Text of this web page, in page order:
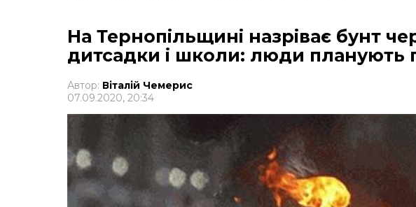
На Тернопільщині назріває бунт
дитсадки і школи: люди планують
Автор: Віталій Чемерис
07.09.2020, 20:34